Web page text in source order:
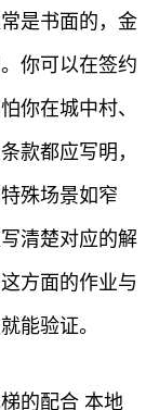
是书面的，金
你可以在签约
你在城中村、
款都应写明，
殊场景如窄
清楚对应的解
方面的作业与
能验证。
的配合 本地